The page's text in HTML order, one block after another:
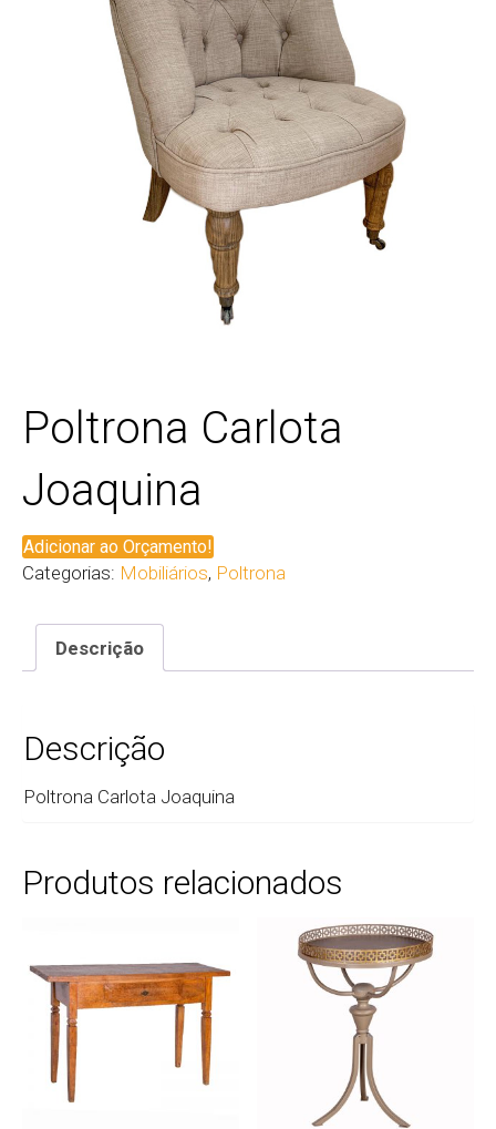
Poltrona Carlota
Joaquina
Adicionar ao Orçamento!
Categorias: Mobiliários, Poltrona
Descrição
Descrição
Poltrona Carlota Joaquina
Produtos relacionados